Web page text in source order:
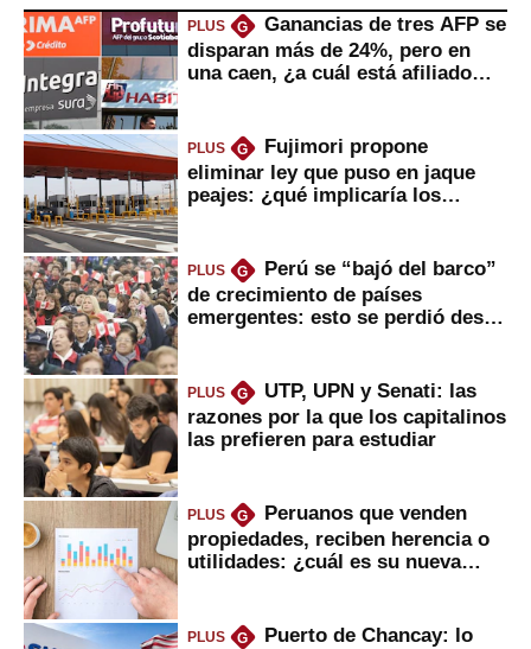
PLUS G
Ganancias de tres AFP se
disparan más de 24%, pero en
una caen, ¿a cuál está afiliado
PLUS G
Fujimori propone
eliminar ley que puso en jaque
peajes: ¿qué implicaría los
PLUS G
Perú se “bajó del barco”
de crecimiento de países
emergentes: esto se perdió desde
PLUS G
UTP, UPN y Senati: las
razones por la que los capitalinos
las prefieren para estudiar
PLUS G
Peruanos que venden
propiedades, reciben herencia o
utilidades: ¿cuál es su nueva
PLUS G
Puerto de Chancay: lo